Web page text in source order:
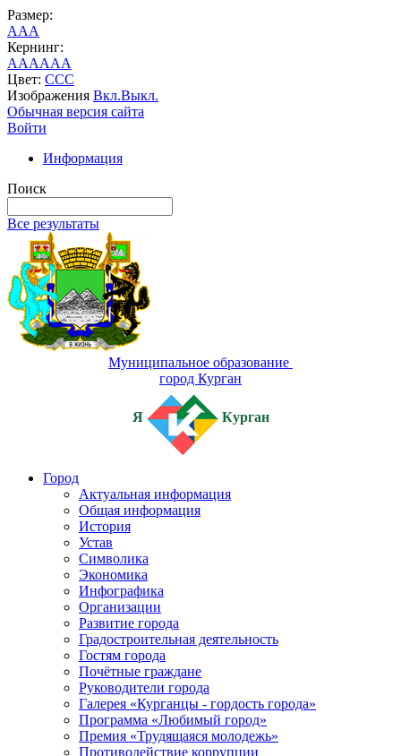
Размер:
AAA
Кернинг:
AAAAAA
Цвет: CCC
Изображения Вкл.Выкл.
Обычная версия сайта
Войти
Информация
Поиск
Все результаты
Муниципальное образование
город Курган
Я Курган
Город
Актуальная информация
Общая информация
История
Устав
Символика
Экономика
Инфографика
Организации
Развитие города
Градостроительная деятельность
Гостям города
Почётные граждане
Руководители города
Галерея «Курганцы - гордость города»
Программа «Любимый город»
Премия «Трудящаяся молодежь»
Противодействие коррупции